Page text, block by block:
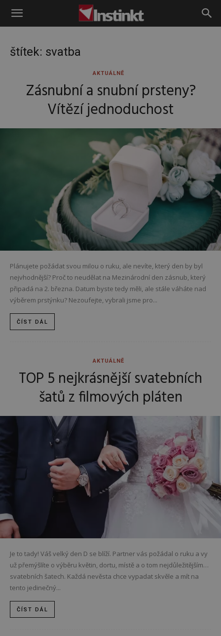
Instinkt
štítek: svatba
AKTUÁLNĚ
Zásnubní a snubní prsteny?
Vítězí jednoduchost
Plánujete požádat svou milou o ruku, ale nevíte, který den by byl
nejvhodnější? Proč to neudělat na Mezinárodní den zásnub, který
připadá na 2. března. Datum byste tedy měli, ale stále váháte nad
výběrem prstýnku? Nezoufejte, vybrali jsme pro...
ČÍST DÁL
AKTUÁLNĚ
TOP 5 nejkrásnější svatebních
šatů z filmových pláten
Je to tady! Váš velký den D se blíží. Partner vás požádal o ruku a vy
už přemýšlíte o výběru květin, dortu, místě a o tom nejdůležitějším…
svatebních šatech. Každá nevěsta chce vypadat skvěle a mít na
tento jedinečný...
ČÍST DÁL